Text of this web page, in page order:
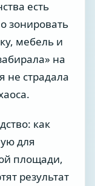
есть
зонировать
мебель и
на
не страдала
как
для
площади,
результат